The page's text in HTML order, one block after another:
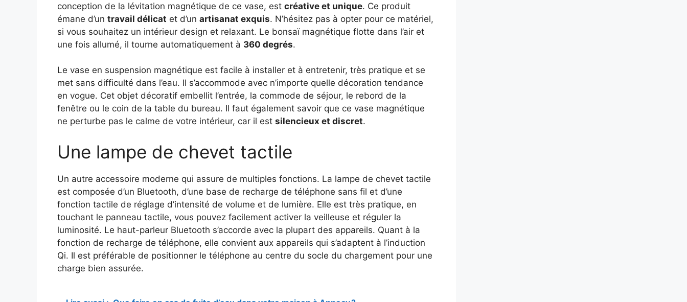
conception de la lévitation magnétique de ce vase, est créative et unique. Ce produit
émane d’un travail délicat et d’un artisanat exquis. N’hésitez pas à opter pour ce matériel,
si vous souhaitez un intérieur design et relaxant. Le bonsaï magnétique flotte dans l’air et
une fois allumé, il tourne automatiquement à 360 degrés.
Le vase en suspension magnétique est facile à installer et à entretenir, très pratique et se
met sans difficulté dans l’eau. Il s’accommode avec n’importe quelle décoration tendance
en vogue. Cet objet décoratif embellit l’entrée, la commode de séjour, le rebord de la
fenêtre ou le coin de la table du bureau. Il faut également savoir que ce vase magnétique
ne perturbe pas le calme de votre intérieur, car il est silencieux et discret.
Une lampe de chevet tactile
Un autre accessoire moderne qui assure de multiples fonctions. La lampe de chevet tactile
est composée d’un Bluetooth, d’une base de recharge de téléphone sans fil et d’une
fonction tactile de réglage d’intensité de volume et de lumière. Elle est très pratique, en
touchant le panneau tactile, vous pouvez facilement activer la veilleuse et réguler la
luminosité. Le haut-parleur Bluetooth s’accorde avec la plupart des appareils. Quant à la
fonction de recharge de téléphone, elle convient aux appareils qui s’adaptent à l’induction
Qi. Il est préférable de positionner le téléphone au centre du socle du chargement pour une
charge bien assurée.